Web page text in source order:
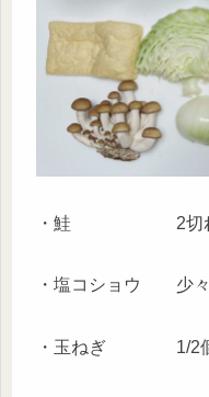
・鮭 2切
・塩コショウ 少々
・玉ねぎ 1/2